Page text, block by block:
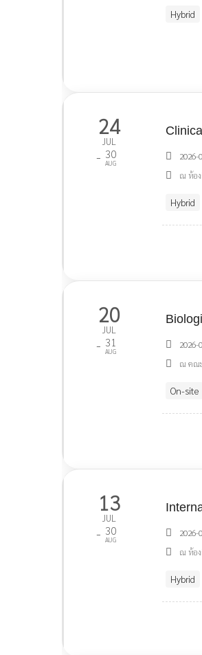
Hybrid
24
JUL
- 30
AUG
2026-
ณ ห้อง
Hybrid
20
JUL
- 31
AUG
2026-
ณ คณ
On-site
13
JUL
- 30
AUG
2026-
ณ ห้อง
Hybrid